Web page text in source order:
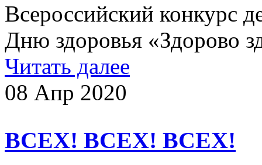
Всероссийский конкурс
Дню здоровья
Читать далее
08 Апр 2020
ВСЕХ! ВСЕХ! ВСЕХ!